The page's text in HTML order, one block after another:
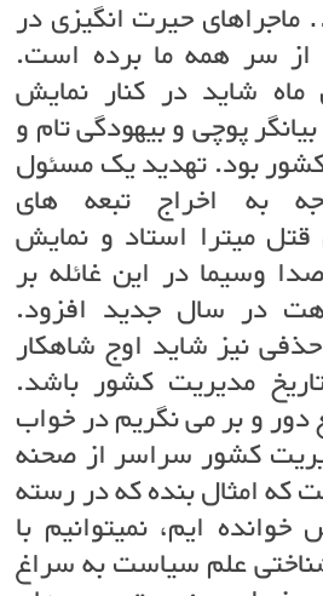
ماجراهای حیرت انگیزی در
سر همه ما برده است.
شاید در کنار نمایش
پوچی و بیهودگی تام و
بود. تهدید یک مسئول
به اخراج تبعه های
قتل میترا استاد و نمایش
و‌سیما در این غائله بر
در سال جدید افزود.
نیز شاید اوج شاهکار
مدیریت کشور باشد.
دور و بر می نگریم در خواب
کشور سراسر از صحنه
که امثال بنده که در رسته
ایم، نمیتوانیم با
علم سیاست به سراغ